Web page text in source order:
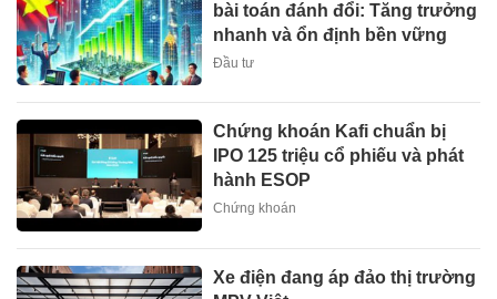
bài toán đánh đổi: Tăng trưởng
nhanh và ổn định bền vững
Đầu tư
Chứng khoán Kafi chuẩn bị
IPO 125 triệu cổ phiếu và phát
hành ESOP
Chứng khoán
Xe điện đang áp đảo thị trường